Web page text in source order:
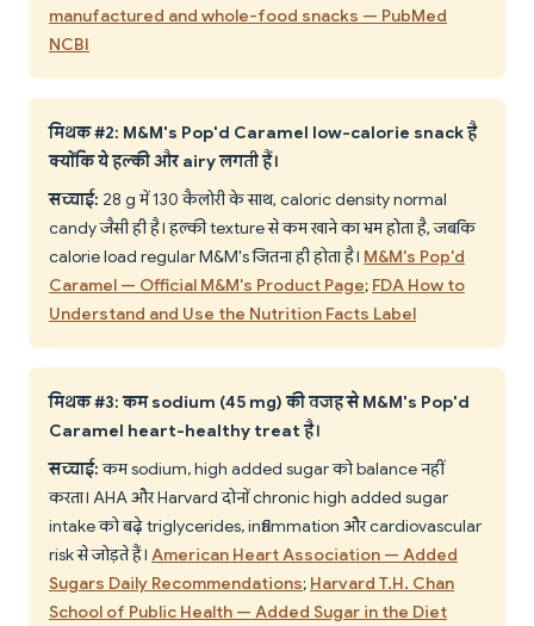
manufactured and whole-food snacks — PubMed
NCBI
मिथक #2: M&M's Pop'd Caramel low-calorie snack है
क्योंकि ये हल्की और airy लगती हैं।
सच्चाई: 28 g में 130 कैलोरी के साथ, caloric density normal
candy जैसी ही है। हल्की texture से कम खाने का भ्रम होता है, जबकि
calorie load regular M&M's जितना ही होता है। M&M's Pop'd
Caramel — Official M&M's Product Page; FDA How to
Understand and Use the Nutrition Facts Label
मिथक #3: कम sodium (45 mg) की वजह से M&M's Pop'd
Caramel heart-healthy treat है।
सच्चाई:कम sodium, high added sugar को balance नहीं
करता। AHA और Harvard दोनों chronic high added sugar
intake को बढ़े triglycerides, inflammation और cardiovascular
risk से जोड़ते हैं। American Heart Association — Added
Sugars Daily Recommendations; Harvard T.H. Chan
School of Public Health — Added Sugar in the Diet